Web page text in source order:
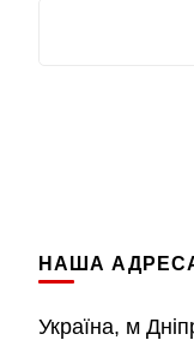
НАША
Україна, м